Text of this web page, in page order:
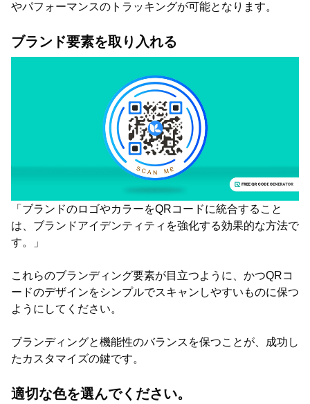
やパフォーマンスのトラッキングが可能となります。
ブランド要素を取り入れる
「ブランドのロゴやカラーをQRコードに統合すること
は、ブランドアイデンティティを強化する効果的な方法で
す。」
これらのブランディング要素が目立つように、かつQRコ
ードのデザインをシンプルでスキャンしやすいものに保つ
ようにしてください。
ブランディングと機能性のバランスを保つことが、成功し
たカスタマイズの鍵です。
適切な色を選んでください。